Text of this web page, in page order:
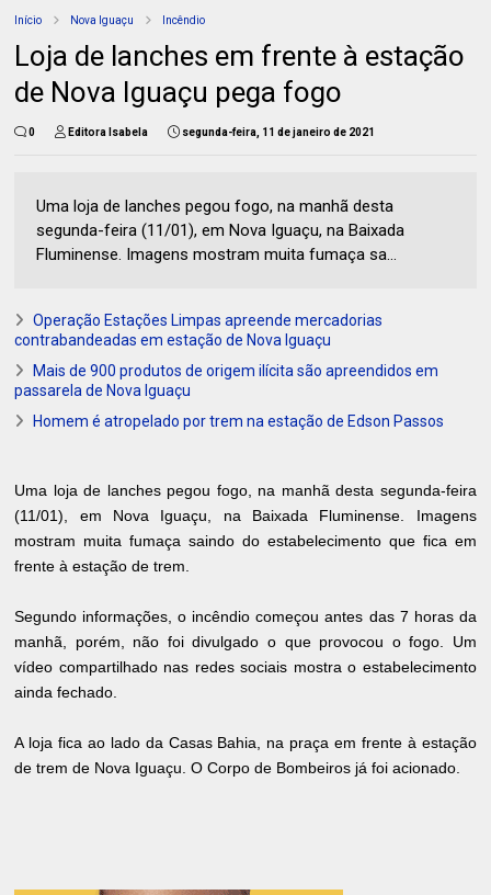
Início Nova Iguaçu Incêndio
Loja de lanches em frente à estação
de Nova Iguaçu pega fogo
0 Editora Isabela segunda-feira, 11 de janeiro de 2021
Uma loja de lanches pegou fogo, na manhã desta
segunda-feira (11/01), em Nova Iguaçu, na Baixada
Fluminense. Imagens mostram muita fumaça sa...
Operação Estações Limpas apreende mercadorias
contrabandeadas em estação de Nova Iguaçu
Mais de 900 produtos de origem ilícita são apreendidos em
passarela de Nova Iguaçu
Homem é atropelado por trem na estação de Edson Passos
Uma loja de lanches pegou fogo, na manhã desta segunda-feira
(11/01), em Nova Iguaçu, na Baixada Fluminense. Imagens
mostram muita fumaça saindo do estabelecimento que fica em
frente à estação de trem.
Segundo informações, o incêndio começou antes das 7 horas da
manhã, porém, não foi divulgado o que provocou o fogo. Um
vídeo compartilhado nas redes sociais mostra o estabelecimento
ainda fechado.
A loja fica ao lado da Casas Bahia, na praça em frente à estação
de trem de Nova Iguaçu. O Corpo de Bombeiros já foi acionado.